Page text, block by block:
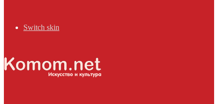
Switch skin